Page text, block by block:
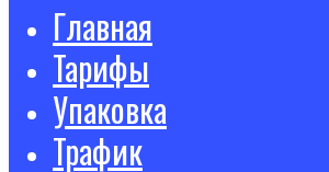
Главная
Тарифы
Упаковка
Трафик